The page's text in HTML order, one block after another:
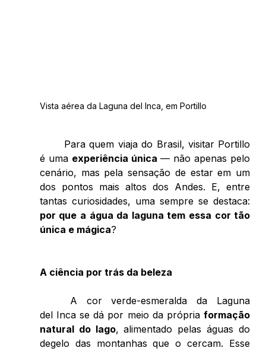
Vista aérea da Laguna del Inca, em Portillo
é uma experiência única — não apenas pelo
cenário, mas pela sensação de estar em um
dos pontos mais altos dos Andes. E, entre
por que a água da laguna tem essa cor tão
única e mágica?
A ciência por trás da beleza
del Inca se dá por meio da própria formação
natural do lago, alimentado pelas águas do
degelo das montanhas que o cercam. Esse